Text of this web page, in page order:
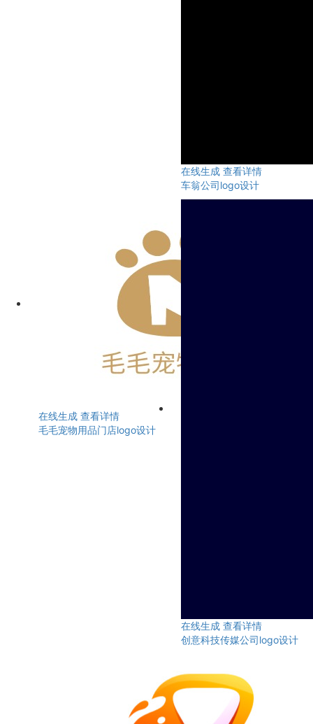
在线生成 查看详情
车翁公司logo设计
在线生成 查看详情
毛毛宠物用品门店logo设计
在线生成 查看详情
创意科技传媒公司logo设计